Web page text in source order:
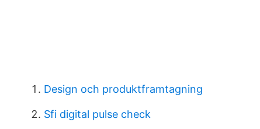
Design och produktframtagning
Sfi digital pulse check